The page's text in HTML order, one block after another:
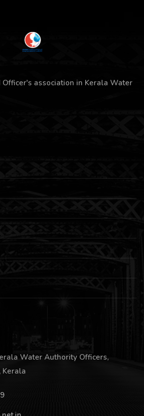
association in Kerala Water
Water Authority Officers,
Kerala